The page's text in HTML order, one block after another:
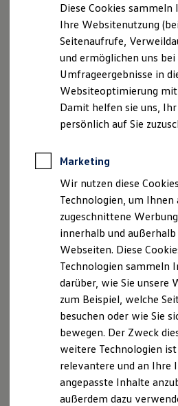
Behörden
Direktkunden
Sonderfahrzeuge
Anpfiff zum Gewinn
Elektromobilität
Elektroautos
ID. Tutorials
Elektrofahrzeugkonzepte
ID. EVERY1
Reichweite
Rekuperation
Laden unterwegs
Laden Zuhause
Ladestationen finden
Ladezeitensimulator
Batterie
Sicherheit
Nachhaltigkeit
Technologie
Kosten und Kauf
Verbrauchskosten
Kaufoptionen
E-Auto-Förderung
Software und
Die ID. Software 6
ID. Software
Digitale Extras
Schnittstellen zu
Nutzungsbedingungen
Datenschutzerklärungen
Cookie-
Lizenzhinweise Dritter
Angaben zum Digital Services Act (DSA)
Produktsicherheitsinformationen
Disclaimer von Volkswagen AG
Im Rahmen der Grenzen des
Diese Cookies
Ihre Websitenutzung
Seitenaufrufe,
und ermöglichen uns
Umfrageergebnisse in
Websiteoptimierung mit
Damit helfen sie uns,
persönlich auf Sie
Marketing
Wir nutzen diese
Technologien, um
zugeschnittene
innerhalb und
Webseiten. Diese
Technologien sammeln
darüber, wie Sie unsere
zum Beispiel, welche
besuchen oder wie Sie
bewegen. Der Zweck
weitere Technologien
relevantere und an Ihre
angepasste Inhalte
außerdem dazu